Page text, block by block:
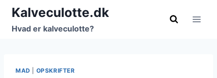
Fortsæt
indhold
Kalveculotte.dk
Hvad er kalveculotte?
MAD OPSKRIFTER